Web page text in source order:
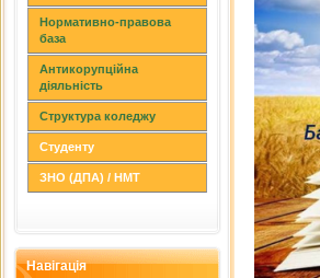
Нормативно-правова
база
Антикорупційна
діяльність
Структура коледжу
Студенту
ЗНО (ДПА) / НМТ
Навігація